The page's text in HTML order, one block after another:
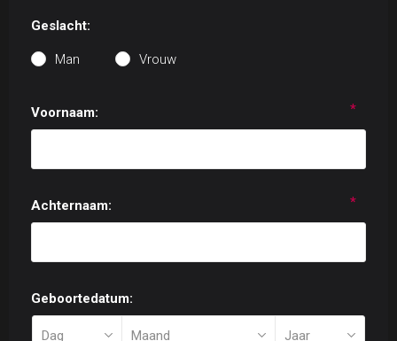
Geslacht:
Man Vrouw
Voornaam: *
Achternaam: *
Geboortedatum: